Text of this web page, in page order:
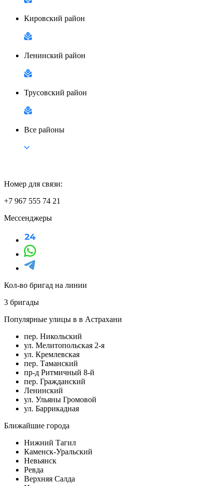
Кировский район
Ленинский район
Трусовский район
Все районы
Номер для связи:
+7 967 555 74 21
Мессенджеры
Кол-во бригад на линии
3 бригады
Популярные улицы в в Астрахани
пер. Никольский
ул. Мелитопольская 2-я
ул. Кремлевская
пер. Таманский
пр-д Ритмичный 8-й
пер. Гражданский
Ленинский
ул. Ульяны Громовой
ул. Баррикадная
Ближайшие города
Нижний Тагил
Каменск-Уральский
Невьянск
Ревда
Верхняя Салда